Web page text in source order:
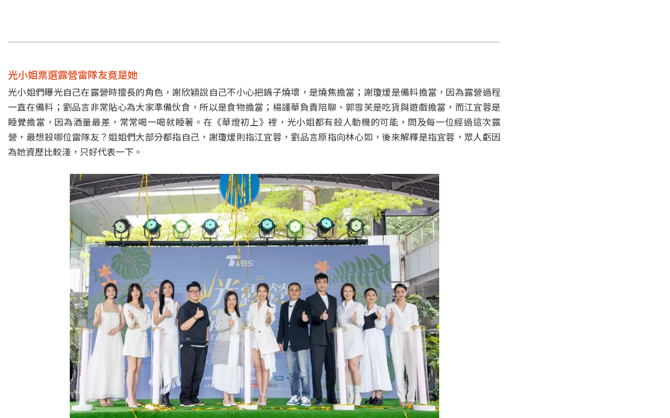
光小姐票選露營雷隊友竟是她
光小姐們曝光自己在露營時擅長的角色，謝欣穎說自己不小心把鍋子燒壞，是燒焦擔當；謝瓊煖是備料擔當，因為露營過程
一直在備料；劉品言非常貼心為大家準備伙食，所以是食物擔當；楊謹華負責陪聊、郭雪芙是吃貨與遊戲擔當，而江宜蓉是
睡覺擔當，因為酒量最差，常常喝一喝就睡著。在《華燈初上》裡，光小姐都有殺人動機的可能，問及每一位經過這次露
營，最想殺哪位雷隊友？姐姐們大部分都指自己，謝瓊煖則指江宜蓉，劉品言原指向林心如，後來解釋是指宜蓉，眾人虧因
為她資歷比較淺，只好代表一下。